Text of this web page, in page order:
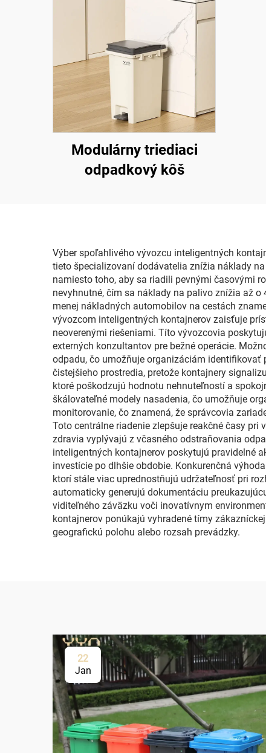
Modulárny triediaci
odpadkový kôš
Výber spoľahlivého vývozcu inteligentných
tieto špecializovaní dodávatelia znížia náklady
namiesto toho, aby sa riadili pevnými časovými
nevyhnutné, čím sa náklady na palivo znížia až
menej nákladných automobilov na cestách
vývozcom inteligentných kontajnerov zaisťuje
neoverenými riešeniami. Títo vývozcovia
externých konzultantov pre bežné operácie.
odpadu, čo umožňuje organizáciám
čistejšieho prostredia, pretože kontajnery
ktoré poškodzujú hodnotu nehnuteľností a
škálovateľné modely nasadenia, čo umožňuje
monitorovanie, čo znamená, že správcovia
Toto centrálne riadenie zlepšuje reakčné časy
zdravia vyplývajú z včasného odstraňovania
inteligentných kontajnerov poskytujú pravidelné
investície po dlhšie obdobie. Konkurenčná
ktorí stále viac uprednostňujú udržateľnosť pri
automaticky generujú dokumentáciu
viditeľného záväzku voči inovatívnym
kontajnerov ponúkajú vyhradené tímy
geografickú polohu alebo rozsah prevádzky.
22
Jan